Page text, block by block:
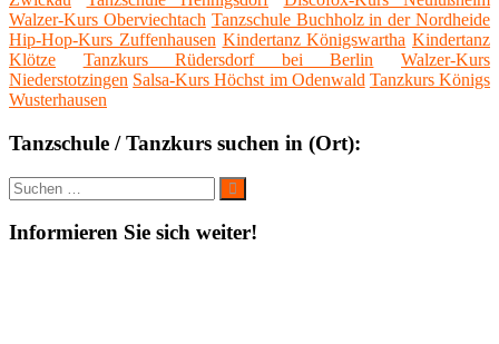
Walzer-Kurs Oberviechtach Tanzschule Buchholz in der Nordheide
Hip-Hop-Kurs Zuffenhausen Kindertanz Königswartha Kindertanz
Klötze
Tanzkurs Rüdersdorf bei Berlin
Walzer-Kurs
Niederstotzingen Salsa-Kurs Höchst im Odenwald Tanzkurs Königs
Wusterhausen
Tanzschule / Tanzkurs suchen in (Ort):
Suche
nach:
Suchen
Informieren Sie sich weiter!